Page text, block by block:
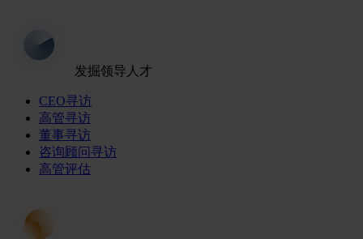
发掘领导人才
CEO寻访
高管寻访
董事寻访
咨询顾问寻访
高管评估